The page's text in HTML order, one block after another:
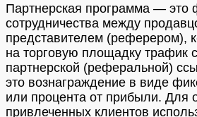
Партнерская программа — это
сотрудничества между
представителем (реферером),
на торговую площадку трафик
партнерской (реферальной)
это вознаграждение в виде
или процента от прибыли. Для
привлеченных клиентов